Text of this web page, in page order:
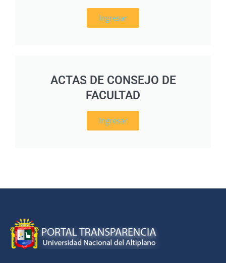
Ingresar
ACTAS DE CONSEJO DE
FACULTAD
Ingresar